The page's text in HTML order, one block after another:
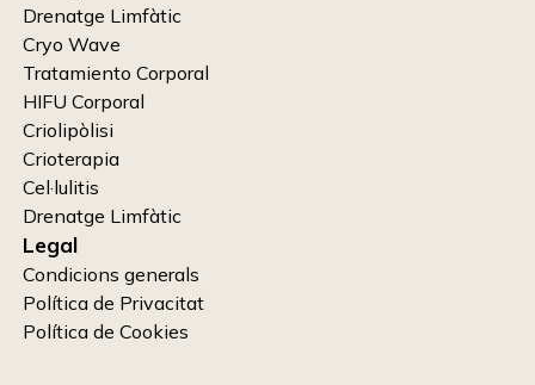
Drenatge Limfàtic
Cryo Wave
Tratamiento Corporal
HIFU Corporal
Criolipòlisi
Crioterapia
Cel·lulitis
Drenatge Limfàtic
Legal
Condicions generals
Política de Privacitat
Política de Cookies